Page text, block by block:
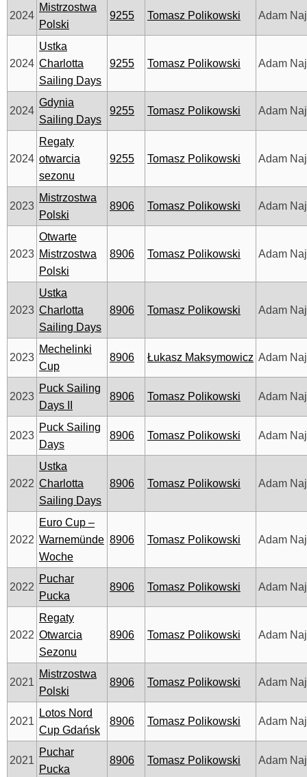
2024
Mistrzostwa
Polski
9255 Tomasz Polikowski Adam
2024
Ustka
Charlotta
Sailing Days
9255 Tomasz Polikowski Adam
2024
Gdynia
Sailing Days
9255 Tomasz Polikowski Adam
2024
Regaty
otwarcia
sezonu
9255 Tomasz Polikowski Adam
2023
Mistrzostwa
Polski
8906 Tomasz Polikowski Adam
2023
Otwarte
Mistrzostwa
Polski
8906 Tomasz Polikowski Adam
2023
Ustka
Charlotta
Sailing Days
8906 Tomasz Polikowski Adam
2023
Mechelinki
Cup
8906 Łukasz Maksymowicz Adam
2023
Puck Sailing
Days II
8906 Tomasz Polikowski Adam
2023
Puck Sailing
Days
8906 Tomasz Polikowski Adam
2022
Ustka
Charlotta
Sailing Days
8906 Tomasz Polikowski Adam
2022
Euro Cup –
Warnemünde
Woche
8906 Tomasz Polikowski Adam
2022
Puchar
Pucka
8906 Tomasz Polikowski Adam
2022
Regaty
Otwarcia
Sezonu
8906 Tomasz Polikowski Adam
2021
Mistrzostwa
Polski
8906 Tomasz Polikowski Adam
2021
Lotos Nord
Cup Gdańsk
8906 Tomasz Polikowski Adam
2021
Puchar
Pucka
8906 Tomasz Polikowski Adam